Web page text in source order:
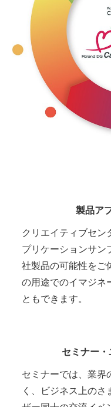
製品ア
クリエイティブセン
プリケーションサン
社製品の可能性をご
の用途でのイマジネ
ともできます。
セミナー
セミナーでは、業界
く、ビジネス上の